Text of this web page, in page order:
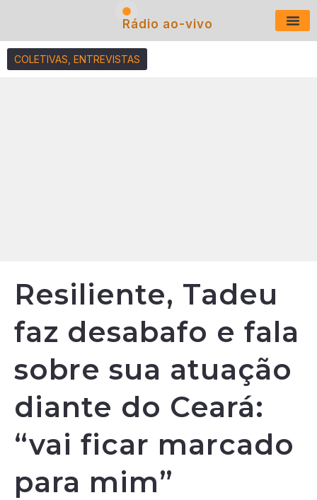
Rádio ao-vivo
COLETIVAS ENTREVISTAS
Resiliente, Tadeu
faz desabafo e fala
sobre sua atuação
diante do Ceará:
“vai ficar marcado
para mim”